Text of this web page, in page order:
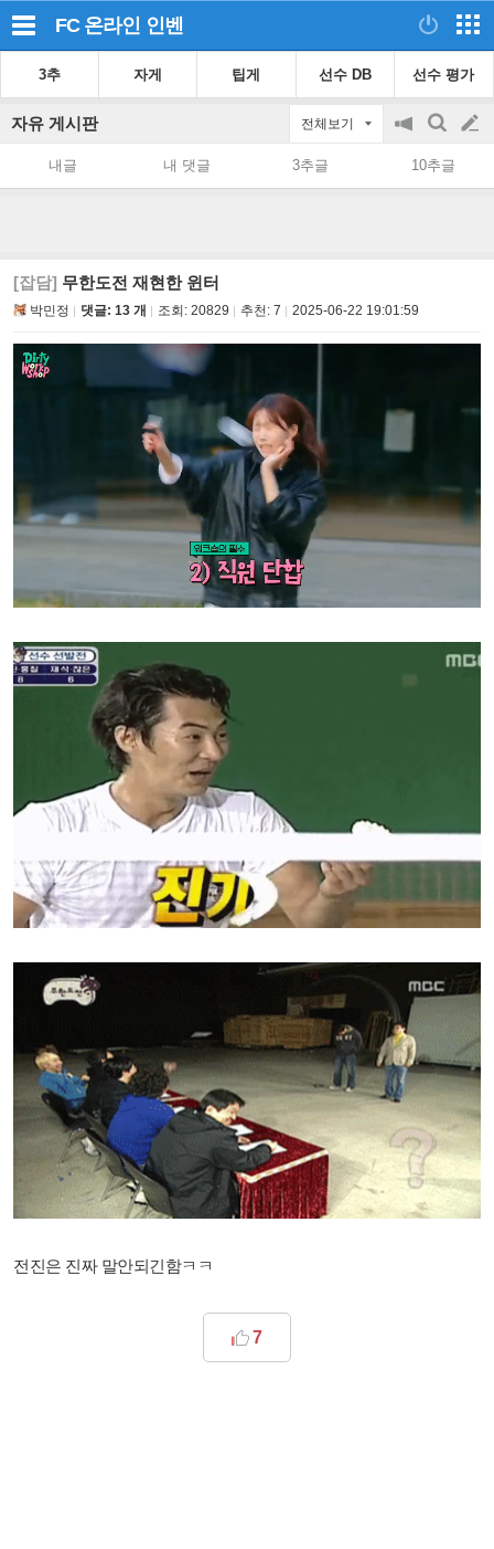
FC 온라인 인벤
3추 자게 팁게 선수 DB 선수 평가
자유 게시판 전체보기
공
지
on/off
검
색
글
쓰
내글 내 댓글 3추글 10추글
[잡담] 무한도전 재현한 윈터
박민정 댓글: 13 개 조회: 20829 추천: 7 2025-06-22 19:01:59
전진은 진짜 말안되긴함ㅋㅋ
7